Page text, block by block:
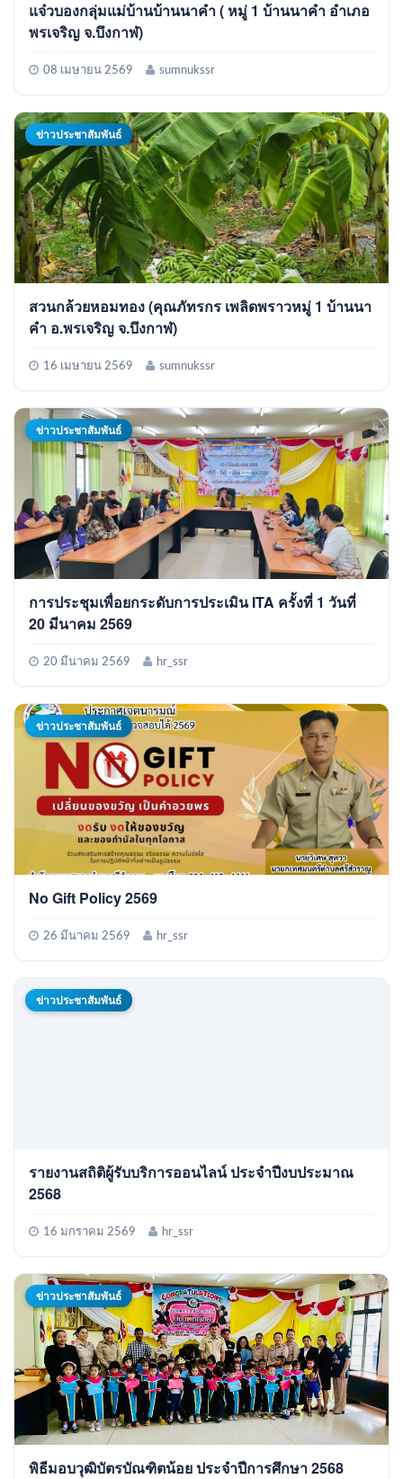
แจ๋วบองกลุ่มแม่บ้านบ้านนาคำ ( หมู่ 1 บ้านนาคำ อำเภอ
พรเจริญ จ.บึงกาฬ)
08 เมษายน 2569 sumnukssr
ข่าวประชาสัมพันธ์
สวนกล้วยหอมทอง (คุณภัทรกร เพลิดพราวหมู่ 1 บ้านนา
คำ อ.พรเจริญ จ.บึงกาฬ)
16 เมษายน 2569 sumnukssr
ข่าวประชาสัมพันธ์
การประชุมเพื่อยกระดับการประเมิน ITA ครั้งที่ 1 วันที่
20 มีนาคม 2569
20 มีนาคม 2569 hr_ssr
ข่าวประชาสัมพันธ์
No Gift Policy 2569
26 มีนาคม 2569 hr_ssr
ข่าวประชาสัมพันธ์
รายงานสถิติผู้รับบริการออนไลน์ ประจำปีงบประมาณ
2568
16 มกราคม 2569 hr_ssr
ข่าวประชาสัมพันธ์
พิธีมอบวุฒิบัตรบัณฑิตน้อย ประจำปีการศึกษา 2568